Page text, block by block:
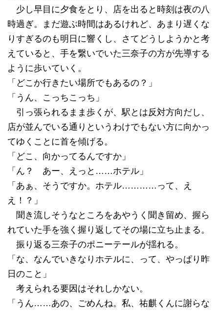
少し早目に夕食をとり、店を出ると時刻は夜の八
時過ぎ。まだ遊ぶ時間はあるけれど、あまり遅くな
りすぎるのも明日に響くし、さてどうしようかと考
えていると、手を繋いでいた三奈子の方が先導する
ように歩いていく。
「どこか行きたい場所でもあるの？」
「うん、こっちこっち」
引っ張られるまま歩くが、駅とは反対方向だし、
店が並んでいる通りというわけでもない方に向かっ
てゆくことに首を傾げる。
「どこ、向かってるんですか」
「ん？ あー、えっと……ホテル」
「あぁ、そうですか。ホテル…………って、え
え！？」
聞き流しそうなところをあやうく聞き留め、握ら
れていた手を強く握り返してその場に立ち止まる。
振り返る三奈子のポニーテールが揺れる。
「な、なんでいきなりホテルに、って、やっぱり昨
日のこと」
考えられる要因はそれしかない。
「うん……あの、ごめんね。私、祐麒くんに謝らな